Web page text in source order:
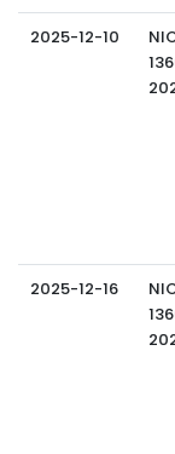
Cédulas
2025-12-10
2025-12-16